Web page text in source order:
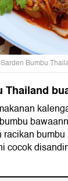
Bumbu
Thailand
racikan
cocok